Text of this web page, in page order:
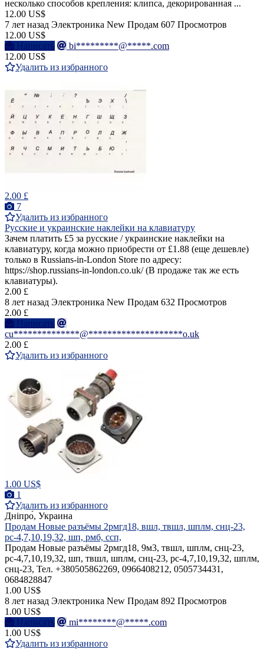
несколько способов крепления: клипса, декорированная ...
12.00 US$
7 лет назад Электроника New Продам 607 Просмотров
12.00 US$
Написать
bi*********@*****.com
12.00 US$
Удалить из избранного
2.00 £
7
Удалить из избранного
Русские и украинские наклейки на клавиатуру
Зачем платить £5 за русские / украинские наклейки на
клавиатуру, когда можно приобрести от £1.88 (еще дешевле)
только в Russians-in-London Store по адресу:
https://shop.russians-in-london.co.uk/ (В продаже так же есть
клавиатуры).
2.00 £
8 лет назад Электроника New Продам 632 Просмотров
2.00 £
Написать
cu**************@********************o.uk
2.00 £
Удалить из избранного
1.00 US$
1
Удалить из избранного
Дніпро́, Украина
Продам Новые разъёмы 2рмгд18, вшл, твшл, шплм, снц-23,
рс-4,7,10,19,32, шп, рмб, ссп,
Продам Новые разъёмы 2рмгд18, 9м3, твшл, шплм, снц-23,
рс-4,7,10,19,32, шп, твшл, шплм, снц-23, рс-4,7,10,19,32, шплм,
снц-23, Тел. +380505862269, 0966408212, 0505734431,
0684828847
1.00 US$
8 лет назад Электроника New Продам 892 Просмотров
1.00 US$
Написать
mi********@*****.com
1.00 US$
Удалить из избранного